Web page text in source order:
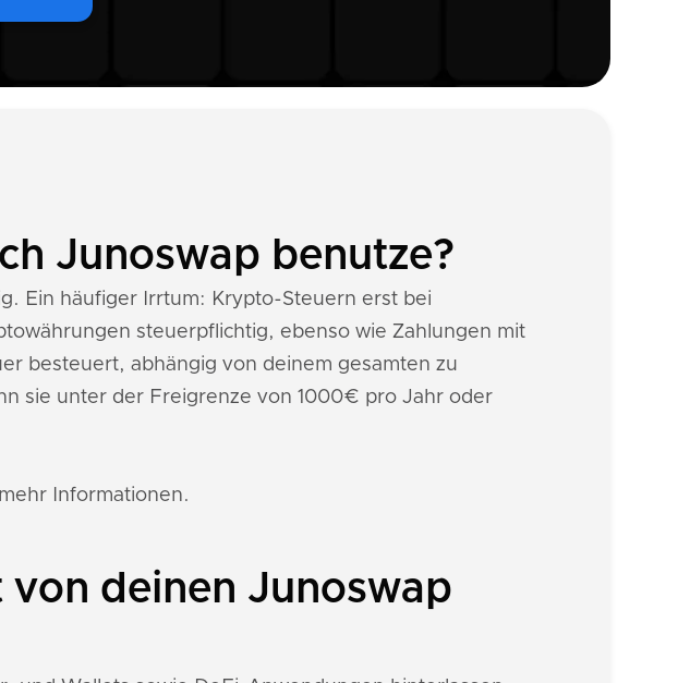
Junoswap benutze?
Ein häufiger Irrtum: Krypto-Steuern erst bei
steuerpflichtig, ebenso wie Zahlungen mit
besteuert, abhängig von deinem gesamten zu
sie unter der Freigrenze von 1000€ pro Jahr oder
Informationen.
deinen Junoswap